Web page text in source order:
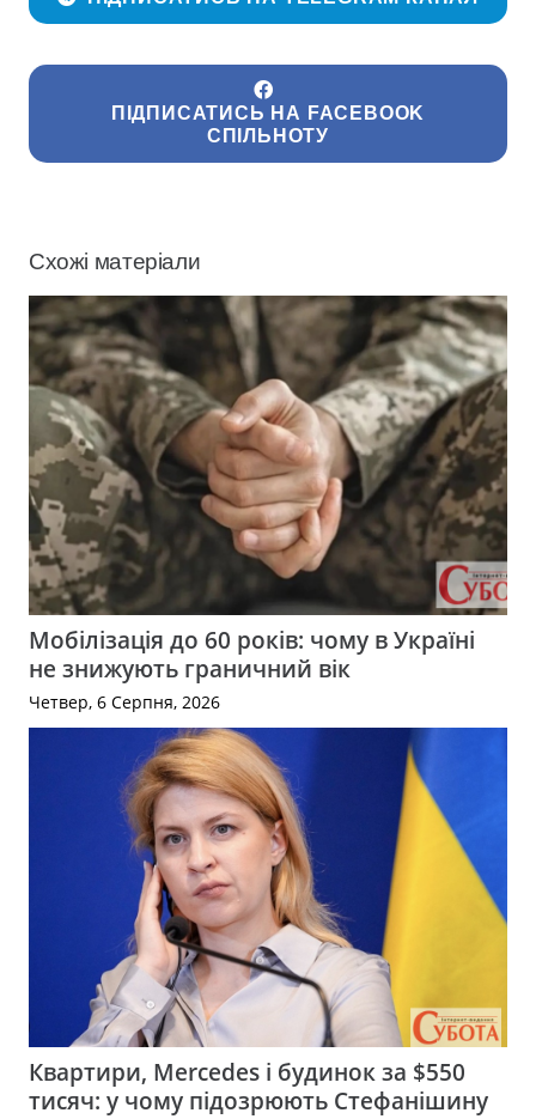
ПІДПИСАТИСЬ НА FACEBOOK
СПІЛЬНОТУ
Схожі матеріали
Мобілізація до 60 років: чому в Україні
не знижують граничний вік
Четвер, 6 Серпня, 2026
Квартири, Mercedes і будинок за $550
тисяч: у чому підозрюють Стефанішину